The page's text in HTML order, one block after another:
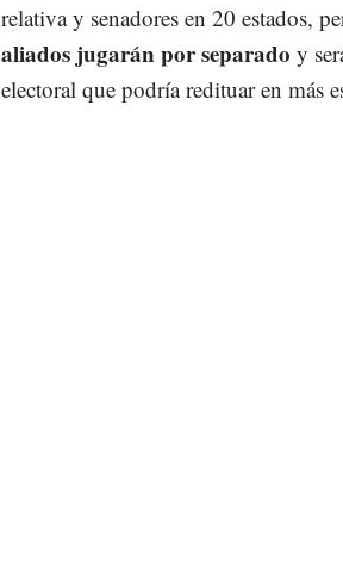
relativa y senadores en 20 estados,
aliados jugarán por separado y
electoral que podría redituar en más